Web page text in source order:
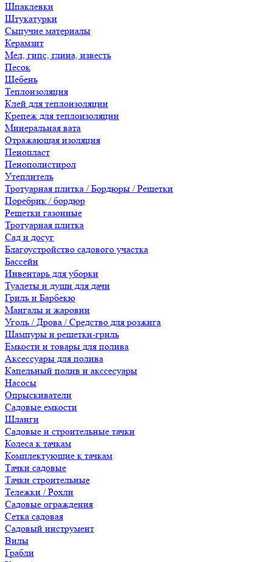
Шпаклевки
Штукатурки
Сыпучие материалы
Керамзит
Мел, гипс, глина, известь
Песок
Щебень
Теплоизоляция
Клей для теплоизоляции
Крепеж для теплоизоляции
Минеральная вата
Отражающая изоляция
Пенопласт
Пенополистирол
Утеплитель
Тротуарная плитка / Бордюры / Решетки
Поребрик / бордюр
Решетки газонные
Тротуарная плитка
Сад и досуг
Благоустройство садового участка
Бассейн
Инвентарь для уборки
Туалеты и души для дачи
Гриль и Барбекю
Мангалы и жаровни
Уголь / Дрова / Средство для розжига
Шампуры и решетки-гриль
Емкости и товары для полива
Аксессуары для полива
Капельный полив и акссесуары
Насосы
Опрыскиватели
Садовые емкости
Шланги
Садовые и строительные тачки
Колеса к тачкам
Комплектующие к тачкам
Тачки садовые
Тачки строительные
Тележки / Рохли
Садовые ограждения
Сетка садовая
Садовый инструмент
Вилы
Грабли